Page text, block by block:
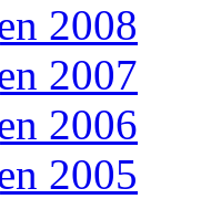
2008
2007
2006
2005